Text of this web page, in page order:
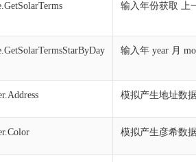
输入年份获取 上
输入年 year 月
模拟产生地址数
模拟产生彦希数